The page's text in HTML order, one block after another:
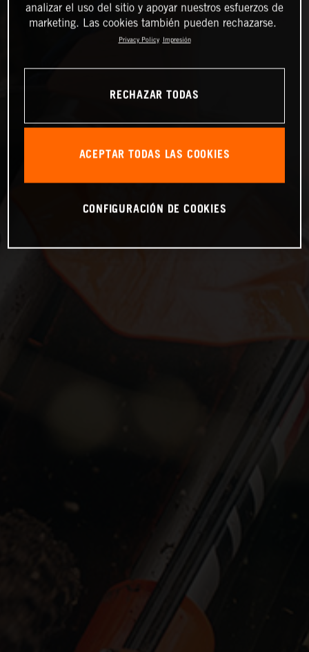
analizar el uso del sitio y apoyar nuestros esfuerzos de
marketing. Las cookies también pueden rechazarse.
Privacy Policy Impresión
RECHAZAR TODAS
ACEPTAR TODAS LAS COOKIES
CONFIGURACIÓN DE COOKIES